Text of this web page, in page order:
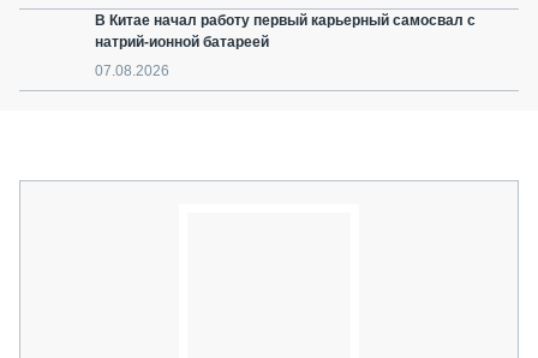
В Китае начал работу первый карьерный самосвал с
натрий-ионной батареей
07.08.2026